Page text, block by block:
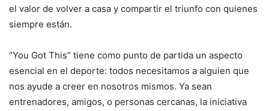
el valor de volver a casa y compartir el triunfo con quienes
siempre están.
“You Got This” tiene como punto de partida un aspecto
esencial en el deporte: todos necesitamos a alguien que
nos ayude a creer en nosotros mismos. Ya sean
entrenadores, amigos, o personas cercanas, la iniciativa